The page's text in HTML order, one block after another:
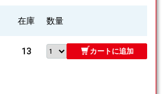
在庫 数量
13 カートに追加